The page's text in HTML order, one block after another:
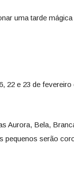
uma tarde
22 e 23 de fevereiro
Aurora, Bela,
pequenos serão